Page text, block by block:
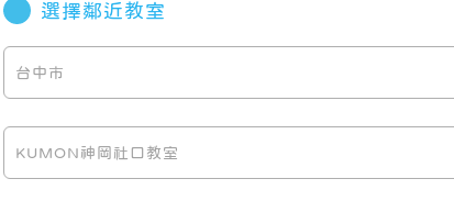
選擇鄰近教室